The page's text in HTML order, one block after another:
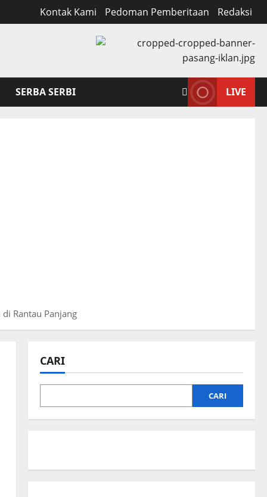
Kontak Kami Pedoman Pemberitaan Redaksi
SERBA SERBI LIVE
Rantau Panjang
CARI
CARI